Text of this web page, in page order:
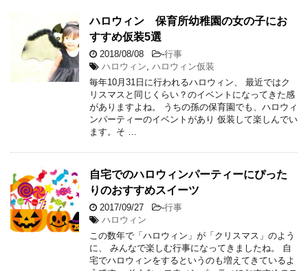
ハロウィン 保育所幼稚園の女の子にお
すすめ仮装5選
2018/08/08 -行事
ハロウィン ハロウィン仮装
毎年10月31日に行われるハロウィン、 最近ではク
リスマスと同じくらい？のイベントになってきた感
がありますよね。 うちの孫の保育園でも、ハロウィ
ンパーティーのイベントがあり 仮装して楽しんでい
ます。そ …
自宅でのハロウィンパーティーにぴった
りのおすすめスイーツ
2017/09/27 -行事
ハロウィン
この数年で「ハロウィン」が「クリスマス」のよう
に、 みんなで楽しむ行事になってきましたね。 自
宅でハロウィンをするというのも増えてきているよ